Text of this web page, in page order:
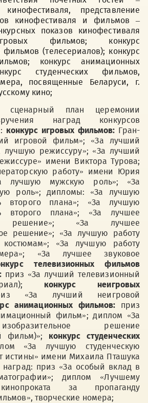
кинофестиваля, представление
кинофестиваля и фильмов –
показов кинофестиваля
фильмов; конкурс
фильмов (телесериалов); конкурс
конкурс анимационных
студенческих фильмов,
посвященные Беларуси, г.
кино;
сценарный план церемонии
наград конкурсов
конкурс игровых фильмов: Гран-
игровой фильм»; «За лучший
лучшую режиссуру»; «За лучший
имени Виктора Турова;
работу» имени Юрия
лучшую мужскую роль»; «За
роль»; дипломы: «За лучшую
второго плана»; «За лучшую
второго плана»; «За лучшее
решение»; «За лучшее
решение»; «За лучшую работу
«За лучшую работу
«За лучшее звуковое
телевизионных фильмов
приз «За лучший телевизионный
конкурс неигровых
«За лучший неигровой
анимационных фильмов: приз
фильм»; диплом «За
решение
фильм)»; конкурс студенческих
«За лучшую студенческую
истины» имени Михаила Пташука
приз «За особый вклад в
диплом «Лучшему
за пропаганду
творческие номера;